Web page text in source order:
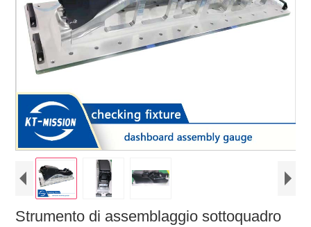
Strumento di assemblaggio sottoquadro